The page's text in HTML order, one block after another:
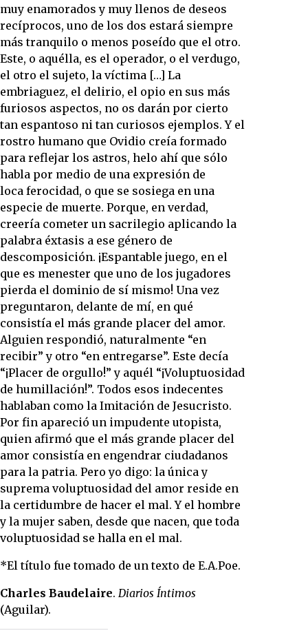
muy enamorados y muy llenos de deseos
recíprocos, uno de los dos estará siempre
más tranquilo o menos poseído que el otro.
Este, o aquélla, es el operador, o el verdugo,
el otro el sujeto, la víctima […] La
embriaguez, el delirio, el opio en sus más
furiosos aspectos, no os darán por cierto
tan espantoso ni tan curiosos ejemplos. Y el
rostro humano que Ovidio creía formado
para reflejar los astros, helo ahí que sólo
habla por medio de una expresión de
loca ferocidad, o que se sosiega en una
especie de muerte. Porque, en verdad,
creería cometer un sacrilegio aplicando la
palabra éxtasis a ese género de
descomposición. ¡Espantable juego, en el
que es menester que uno de los jugadores
pierda el dominio de sí mismo! Una vez
preguntaron, delante de mí, en qué
consistía el más grande placer del amor.
Alguien respondió, naturalmente “en
recibir” y otro “en entregarse”. Este decía
“¡Placer de orgullo!” y aquél “¡Voluptuosidad
de humillación!”. Todos esos indecentes
hablaban como la Imitación de Jesucristo.
Por fin apareció un impudente utopista,
quien afirmó que el más grande placer del
amor consistía en engendrar ciudadanos
para la patria. Pero yo digo: la única y
suprema voluptuosidad del amor reside en
la certidumbre de hacer el mal. Y el hombre
y la mujer saben, desde que nacen, que toda
voluptuosidad se halla en el mal.
*El título fue tomado de un texto de E.A.Poe.
Charles Baudelaire. Diarios Íntimos
(Aguilar).